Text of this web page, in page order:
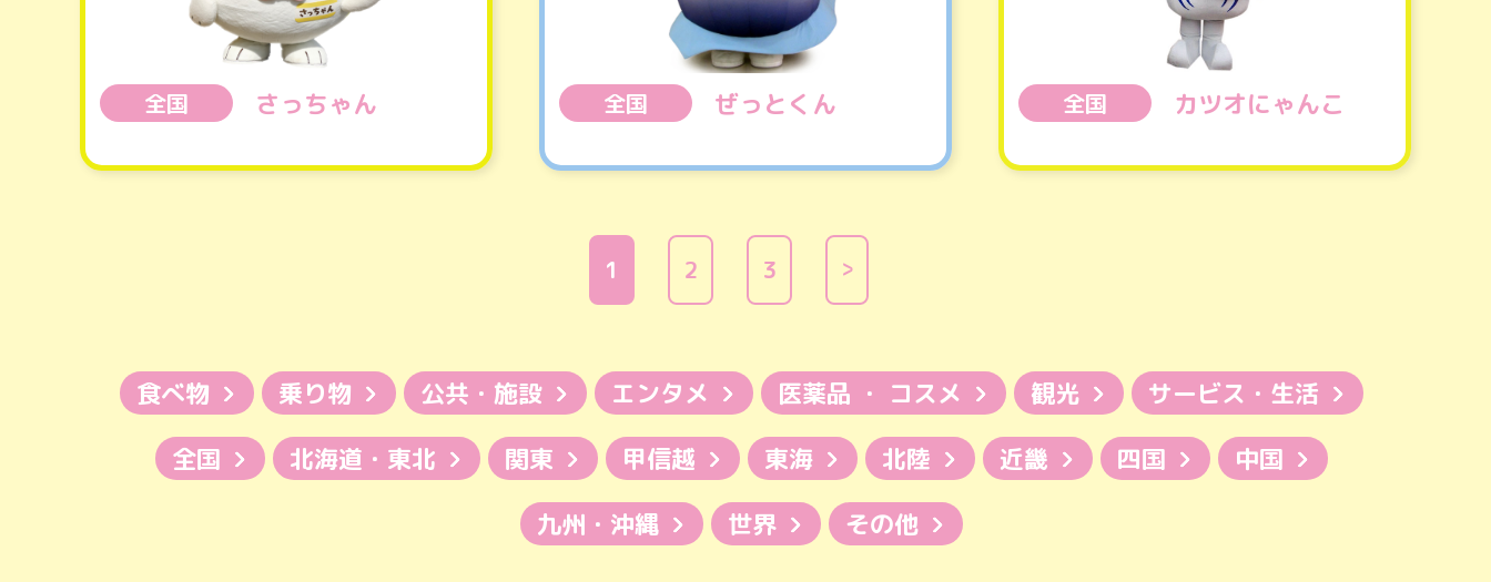
全国 さっちゃん 全国 ぜっとくん 全国 カツオにゃんこ
1 2 3
食べ物 乗り物 公共・施設 エンタメ 医薬品 ・ コスメ 観光
サービス・生活
全国
北海道・東北 関東 甲信越 東海 北陸 近畿 四国
中国
九州・沖縄
世界 その他